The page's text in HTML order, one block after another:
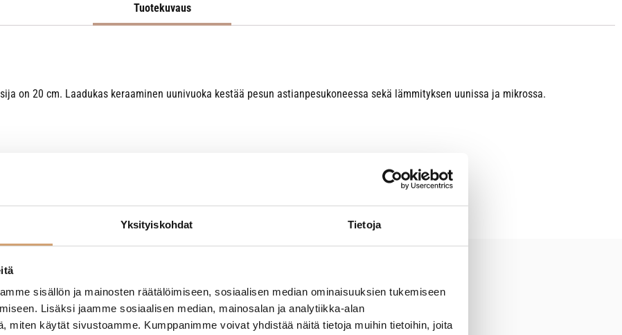
Yksityiskohdat Tietoja
sisällön ja mainosten räätälöimiseen, sosiaalisen median ominaisuuksien tukemiseen
Lisäksi jaamme sosiaalisen median, mainosalan ja analytiikka-alan
miten käytät sivustoamme. Kumppanimme voivat yhdistää näitä tietoja muihin tietoihin, joita
Tuotekuvaus
on 20 cm. Laadukas keraaminen uunivuoka kestää pesun astianpesukoneessa sekä lämmityksen uunissa ja mikrossa.